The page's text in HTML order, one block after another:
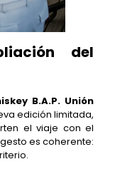
del
B.A.P. Unión
edición limitada,
el viaje con el
es coherente: